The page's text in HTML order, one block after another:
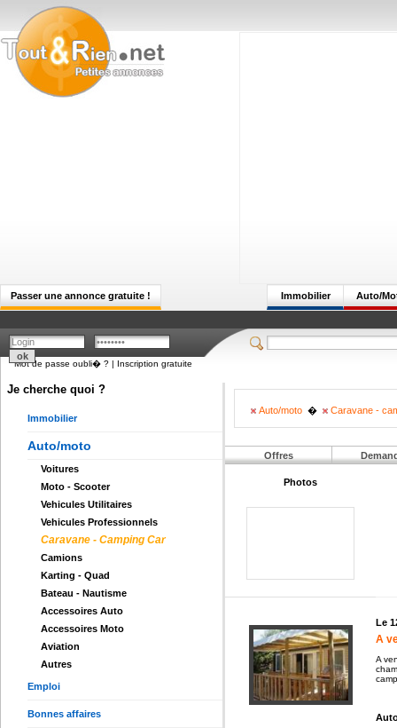
Passer une annonce gratuite ! Auto/
Immobilier
Mot de passe oubli� ? | Inscription gratuite
Je cherche quoi ?
Immobilier
Auto/moto
Voitures
Moto - Scooter
Vehicules Utilitaires
Vehicules Professionnels
Caravane - Camping Car
Camions
Karting - Quad
Bateau - Nautisme
Accessoires Auto
Accessoires Moto
Aviation
Autres
Emploi
Bonnes affaires
Auto/moto � Caravane -
Offres
Photos
Le
A
A